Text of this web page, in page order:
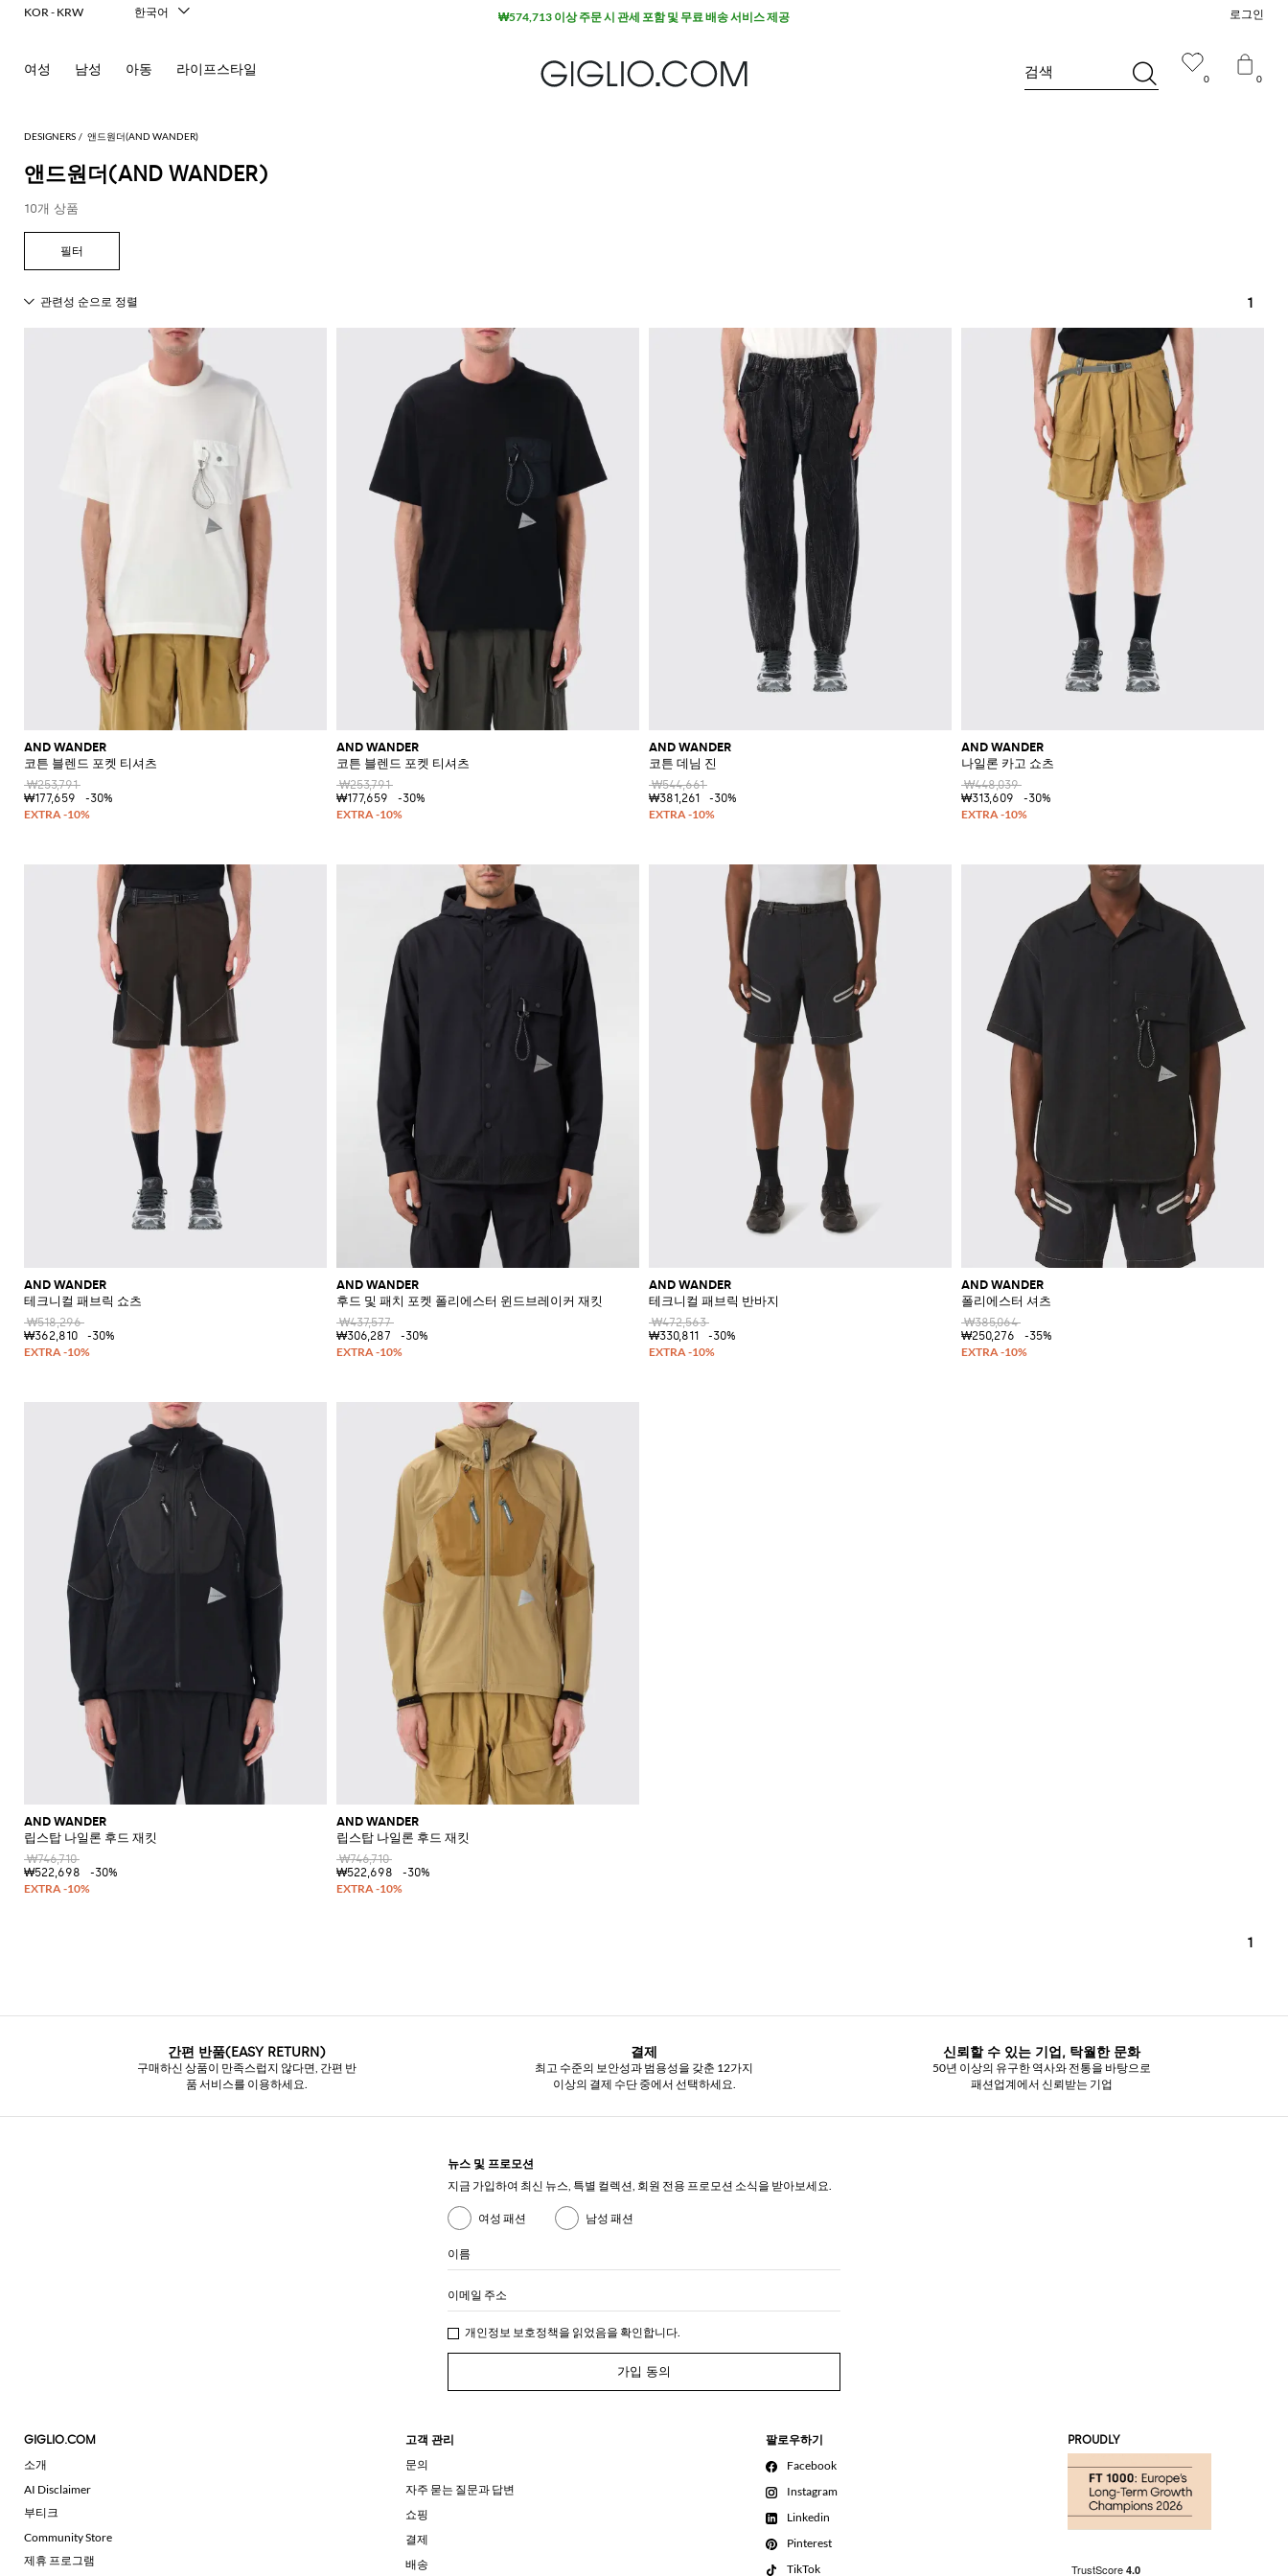
DESIGNERS 앤드원더(AND WANDER)
앤드원더(AND WANDER)
10개 상품
1
AND WANDER
코튼 블렌드 포켓 티셔츠
₩253,791
₩177,659
-30%
AND WANDER
코튼 블렌드 포켓 티셔츠
₩253,791
₩177,659
-30%
AND WANDER
코튼 데님 진
₩544,661
₩381,261
-30%
AND WANDER
나일론 카고 쇼츠
₩448,039
₩313,609
-30%
AND WANDER
테크니컬 패브릭 쇼츠
₩518,296
₩362,810
-30%
AND WANDER
후드 및 패치 포켓 폴리에스터 윈드브레이커 재킷
₩437,577
₩306,287
-30%
AND WANDER
테크니컬 패브릭 반바지
₩472,563
₩330,811
-30%
AND WANDER
폴리에스터 셔츠
₩385,064
₩250,276
-35%
AND WANDER
립스탑 나일론 후드 재킷
₩746,710
₩522,698
-30%
AND WANDER
립스탑 나일론 후드 재킷
₩746,710
₩522,698
-30%
1
0 0
검색
로그인
여성 남성 아동 라이프스타일
₩574,713 이상 주문 시 관세 포함 및 무료 배송 서비스 제공
KOR - KRW
한국어
Français
中文
Русский
간편 반품(EASY RETURN)
구매하신 상품이 만족스럽지 않다면, 간편 반
품 서비스를 이용하세요.
결제
최고 수준의 보안성과 범용성을 갖춘 12가지
이상의 결제 수단 중에서 선택하세요.
신뢰할 수 있는 기업, 탁월한 문화
50년 이상의 유구한 역사와 전통을 바탕으로
패션업계에서 신뢰받는 기업
뉴스 및 프로모션
지금 가입하여 최신 뉴스, 특별 컬렉션, 회원 전용 프로모션 소식을 받아보세요.
여성 패션 남성 패션
이름
이메일 주소
개인정보 보호정책을 읽었음을 확인합니다.
가입 동의
GIGLIO.COM
소개
AI Disclaimer
부티크
Community Store
제휴 프로그램
고객 관리
문의
자주 묻는 질문과 답변
쇼핑
결제
배송
팔로우하기
Facebook
Instagram
Linkedin
Pinterest
TikTok
PROUDLY